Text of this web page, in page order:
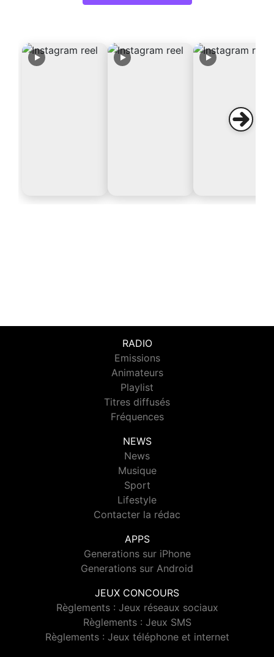
RADIO
Emissions
Animateurs
Playlist
Titres diffusés
Fréquences
NEWS
News
Musique
Sport
Lifestyle
Contacter la rédac
APPS
Generations sur iPhone
Generations sur Android
JEUX CONCOURS
Règlements : Jeux réseaux sociaux
Règlements : Jeux SMS
Règlements : Jeux téléphone et internet